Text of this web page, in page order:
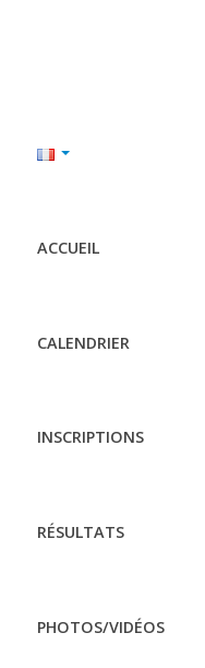
ACCUEIL
CALENDRIER
INSCRIPTIONS
RÉSULTATS
PHOTOS/VIDÉOS